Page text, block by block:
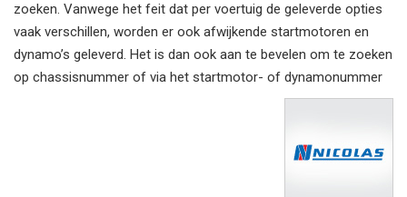
zoeken. Vanwege het feit dat per voertuig de geleverde opties
vaak verschillen, worden er ook afwijkende startmotoren en
dynamo’s geleverd. Het is dan ook aan te bevelen om te zoeken
op chassisnummer of via het startmotor- of dynamonummer